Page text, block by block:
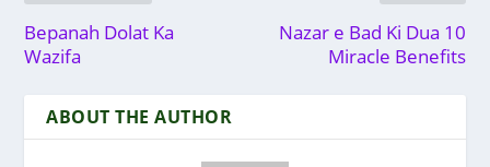
Bepanah Dolat Ka
Wazifa
Nazar e Bad Ki Dua 10
Miracle Benefits
ABOUT THE AUTHOR